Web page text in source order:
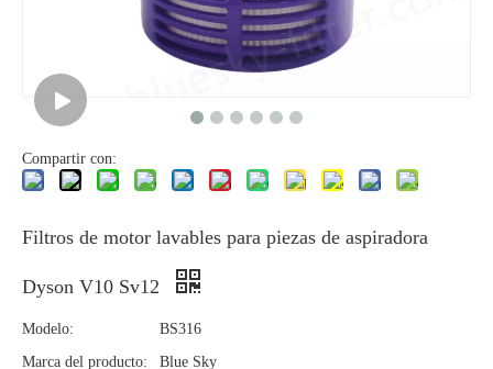
Compartir con:
Filtros de motor lavables para piezas de aspiradora
Dyson V10 Sv12
Modelo:
BS316
Marca del producto:
Blue Sky